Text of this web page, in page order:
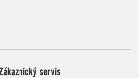
servis